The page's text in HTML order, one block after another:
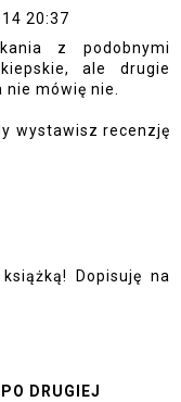
20:37
z podobnymi
ale drugie
mówię nie.
wystawisz recenzję
Dopisuję na
DRUGIEJ